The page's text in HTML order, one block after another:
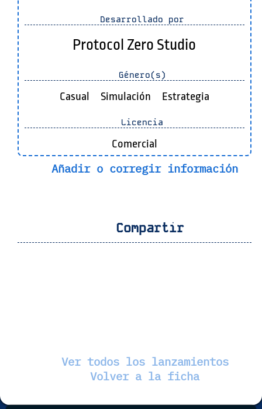
Desarrollado por
Protocol Zero Studio
Género(s)
Casual Simulación Estrategia
Licencia
Comercial
Añadir o corregir información
Compartir
Ver todos los lanzamientos
Volver a la ficha